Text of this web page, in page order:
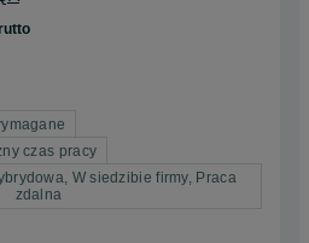
czas pracy
W siedzibie firmy, Praca
zdalna